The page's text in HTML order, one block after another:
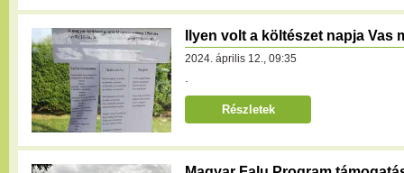
Ilyen volt a költészet napja Vas
2024. április 12., 09:35
Részletek